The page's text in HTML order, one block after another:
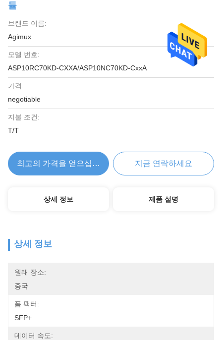
듈
브랜드 이름:
Agimux
모델 번호:
ASP10RC70KD-CXXA/ASP10NC70KD-CxxA
가격:
negotiable
지불 조건:
T/T
최고의 가격을 얻으십시오 지금 연락하세요
상세 정보 제품 설명
상세 정보
원래 장소:
중국
폼 팩터:
SFP+
데이터 속도: